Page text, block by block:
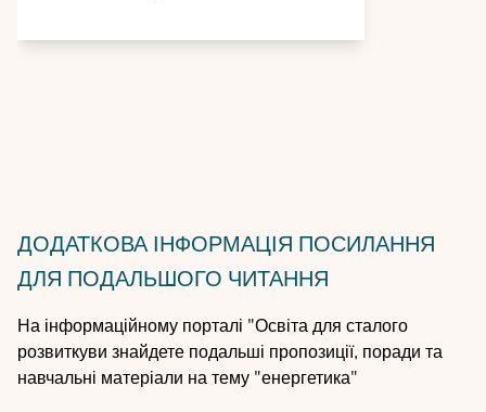
ДОДАТКОВА ІНФОРМАЦІЯ ПОСИЛАННЯ
ДЛЯ ПОДАЛЬШОГО ЧИТАННЯ
На інформаційному порталі "Освіта для сталого
розвиткуви знайдете подальші пропозиції, поради та
навчальні матеріали на тему "енергетика"